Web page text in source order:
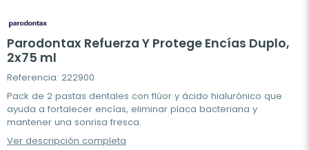
Parodontax Refuerza Y Protege Encías Duplo,
2x75 ml
Referencia: 222900
Pack de 2 pastas dentales con flúor y ácido hialurónico que
ayuda a fortalecer encías, eliminar placa bacteriana y
mantener una sonrisa fresca.
Ver descripción completa